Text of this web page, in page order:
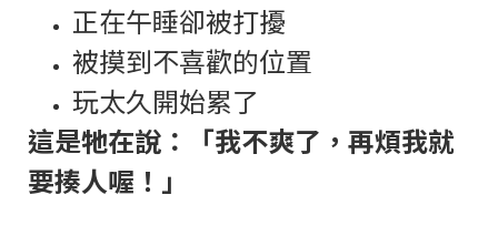
正在午睡卻被打擾
被摸到不喜歡的位置
玩太久開始累了
這是牠在說：「我不爽了，再煩我就
要揍人喔！」